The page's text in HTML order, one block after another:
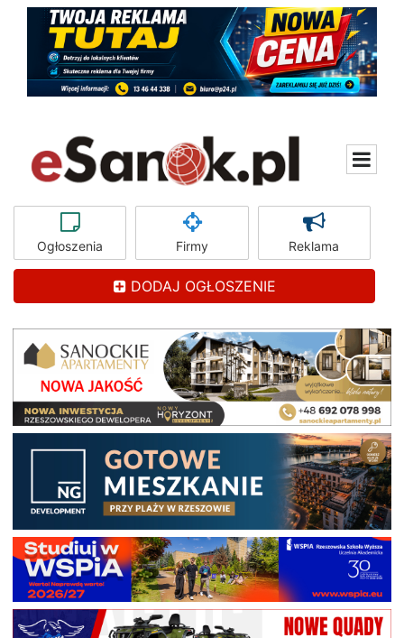
Ogłoszenia Firmy Reklama
DODAJ OGŁOSZENIE